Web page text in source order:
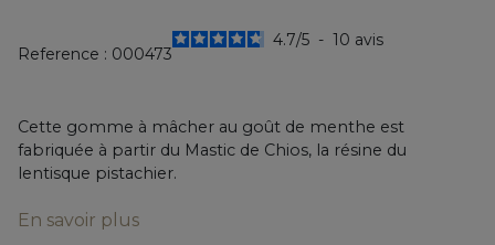
Reference : 000473
4.7/5 - 10 avis
Cette gomme à mâcher au goût de menthe est
fabriquée à partir du Mastic de Chios, la résine du
lentisque pistachier.
En savoir plus